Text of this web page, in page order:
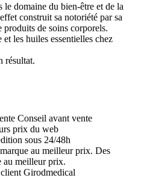
le domaine du bien-être et de la
construit sa notoriété par sa
produits de soins corporels.
les huiles essentielles chez
résultat.
Conseil avant vente
prix du web
sous 24/48h
Des
au meilleur prix.
Girodmedical